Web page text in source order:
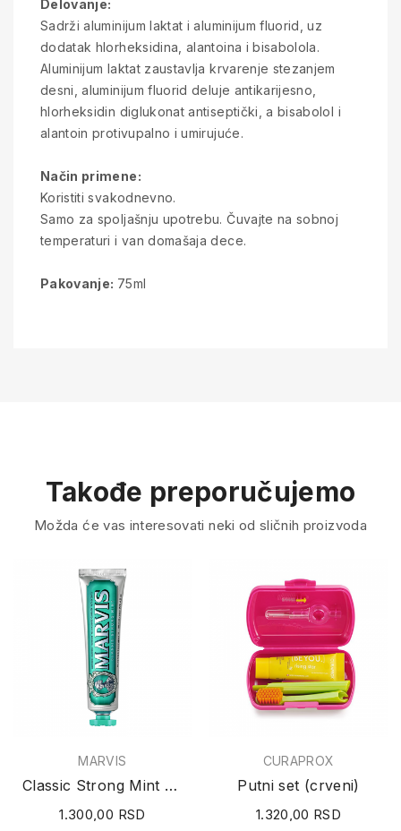
Delovanje:
Sadrži aluminijum laktat i aluminijum fluorid, uz
dodatak hlorheksidina, alantoina i bisabolola.
Aluminijum laktat zaustavlja krvarenje stezanjem
desni, aluminijum fluorid deluje antikarijesno,
hlorheksidin diglukonat antiseptički, a bisabolol i
alantoin protivupalno i umirujuće.
Način primene:
Koristiti svakodnevno.
Samo za spoljašnju upotrebu. Čuvajte na sobnoj
temperaturi i van domašaja dece.
Pakovanje: 75ml
Takođe preporučujemo
Možda će vas interesovati neki od sličnih proizvoda
MARVIS
Classic Strong Mint pasta za zube 85ml
1.300,00 RSD
CURAPROX
Putni set (crveni)
1.320,00 RSD